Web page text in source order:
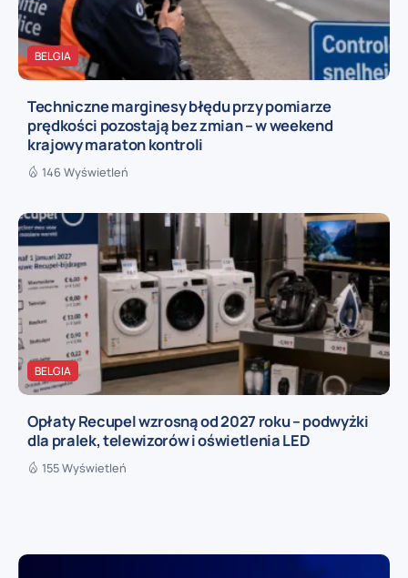
BELGIA
Techniczne marginesy błędu przy pomiarze
prędkości pozostają bez zmian – w weekend
krajowy maraton kontroli
146 Wyświetleń
BELGIA
Opłaty Recupel wzrosną od 2027 roku – podwyżki
dla pralek, telewizorów i oświetlenia LED
155 Wyświetleń